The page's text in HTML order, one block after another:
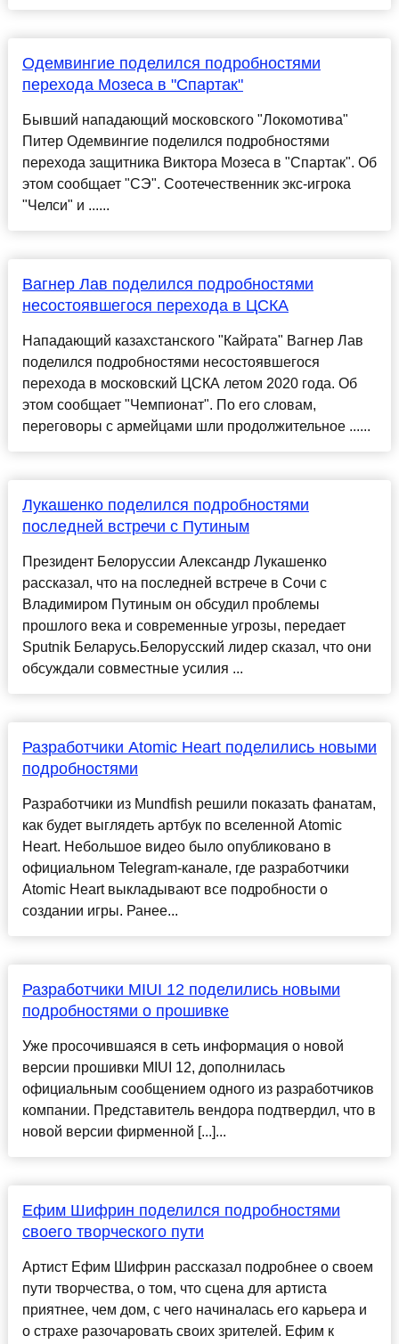
Одемвингие поделился подробностями
перехода Мозеса в "Спартак"
Бывший нападающий московского "Локомотива"
Питер Одемвингие поделился подробностями
перехода защитника Виктора Мозеса в "Спартак". Об
этом сообщает "СЭ". Соотечественник экс-игрока
"Челси" и ......
Вагнер Лав поделился подробностями
несостоявшегося перехода в ЦСКА
Нападающий казахстанского "Кайрата" Вагнер Лав
поделился подробностями несостоявшегося
перехода в московский ЦСКА летом 2020 года. Об
этом сообщает "Чемпионат". По его словам,
переговоры с армейцами шли продолжительное ......
Лукашенко поделился подробностями
последней встречи с Путиным
Президент Белоруссии Александр Лукашенко
рассказал, что на последней встрече в Сочи с
Владимиром Путиным он обсудил проблемы
прошлого века и современные угрозы, передает
Sputnik Беларусь.Белорусский лидер сказал, что они
обсуждали совместные усилия ...
Разработчики Atomic Heart поделились новыми
подробностями
Разработчики из Mundfish решили показать фанатам,
как будет выглядеть артбук по вселенной Atomic
Heart. Небольшое видео было опубликовано в
официальном Telegram-канале, где разработчики
Atomic Heart выкладывают все подробности о
создании игры. Ранее...
Разработчики MIUI 12 поделились новыми
подробностями о прошивке
Уже просочившаяся в сеть информация о новой
версии прошивки MIUI 12, дополнилась
официальным сообщением одного из разработчиков
компании. Представитель вендора подтвердил, что в
новой версии фирменной [...]...
Ефим Шифрин поделился подробностями
своего творческого пути
Артист Ефим Шифрин рассказал подробнее о своем
пути творчества, о том, что сцена для артиста
приятнее, чем дом, с чего начиналась его карьера и
о страхе разочаровать своих зрителей. Ефим к